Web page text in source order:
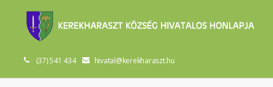
(37) 541 434 hivatal@kerekharaszt.hu